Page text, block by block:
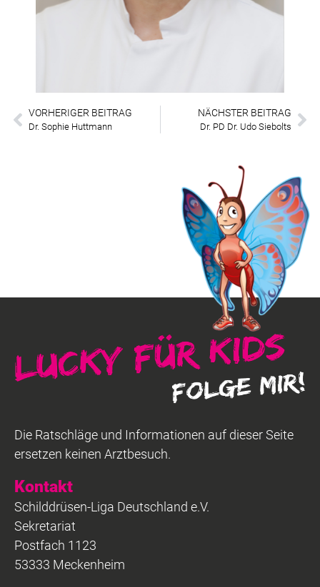
VORHERIGER BEITRAG
Dr. Sophie Huttmann
NÄCHSTER BEITRAG
Dr. PD Dr. Udo Siebolts
Kontakt
Schilddrüsen-Liga Deutschland e.V.
Sekretariat
Postfach 1123
53333 Meckenheim
Die Ratschläge und Informationen auf dieser Seite
ersetzen keinen Arztbesuch.